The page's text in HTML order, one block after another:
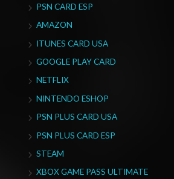
PSN CARD ESP
AMAZON
ITUNES CARD USA
GOOGLE PLAY CARD
NETFLIX
NINTENDO ESHOP
PSN PLUS CARD USA
PSN PLUS CARD ESP
STEAM
XBOX GAME PASS ULTIMATE